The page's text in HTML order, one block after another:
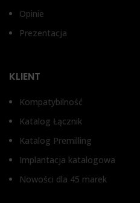
1 mm, 2 mm, 3 mm
Bez antyrotacji, Z
zabezpieczeniem przed
Opinie
Prezentacja
KLIENT
Kompatybilność
Katalog Łącznik
Katalog Premilling
Implantacja katalogowa
Nowości dla 45 marek